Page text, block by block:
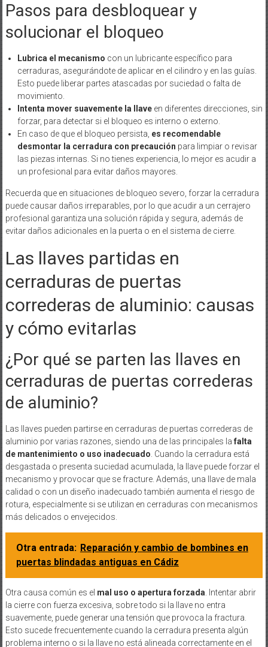
Pasos para desbloquear y
solucionar el bloqueo
Lubrica el mecanismo con un lubricante específico para
cerraduras, asegurándote de aplicar en el cilindro y en las guías.
Esto puede liberar partes atascadas por suciedad o falta de
movimiento.
Intenta mover suavemente la llaveen diferentes direcciones, sin
forzar, para detectar si el bloqueo es interno o externo.
En caso de que el bloqueo persista, es recomendable
desmontar la cerradura con precaución para limpiar o revisar
las piezas internas. Si no tienes experiencia, lo mejor es acudir a
un profesional para evitar daños mayores.
Recuerda que en situaciones de bloqueo severo, forzar la cerradura
puede causar daños irreparables, por lo que acudir a un cerrajero
profesional garantiza una solución rápida y segura, además de
evitar daños adicionales en la puerta o en el sistema de cierre.
Las llaves partidas en
cerraduras de puertas
correderas de aluminio: causas
y cómo evitarlas
¿Por qué se parten las llaves en
cerraduras de puertas correderas
de aluminio?
Las llaves pueden partirse en cerraduras de puertas correderas de
aluminio por varias razones, siendo una de las principales la falta
de mantenimiento o uso inadecuado. Cuando la cerradura está
desgastada o presenta suciedad acumulada, la llave puede forzar el
mecanismo y provocar que se fracture. Además, una llave de mala
calidad o con un diseño inadecuado también aumenta el riesgo de
rotura, especialmente si se utilizan en cerraduras con mecanismos
más delicados o envejecidos.
Otra entrada: Reparación y cambio de bombines en
puertas blindadas antiguas en Cádiz
Otra causa común es el mal uso o apertura forzada. Intentar abrir
la cierre con fuerza excesiva, sobre todo si la llave no entra
suavemente, puede generar una tensión que provoca la fractura.
Esto sucede frecuentemente cuando la cerradura presenta algún
problema interno o si la llave no está alineada correctamente en el